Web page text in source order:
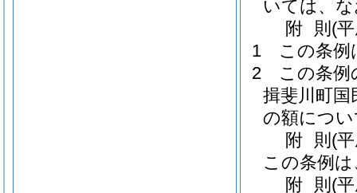
いては、
附 則 (
1
この条例
2
この条例
揖斐川町国
の額につ
附 則 (
この条例
附 則 (